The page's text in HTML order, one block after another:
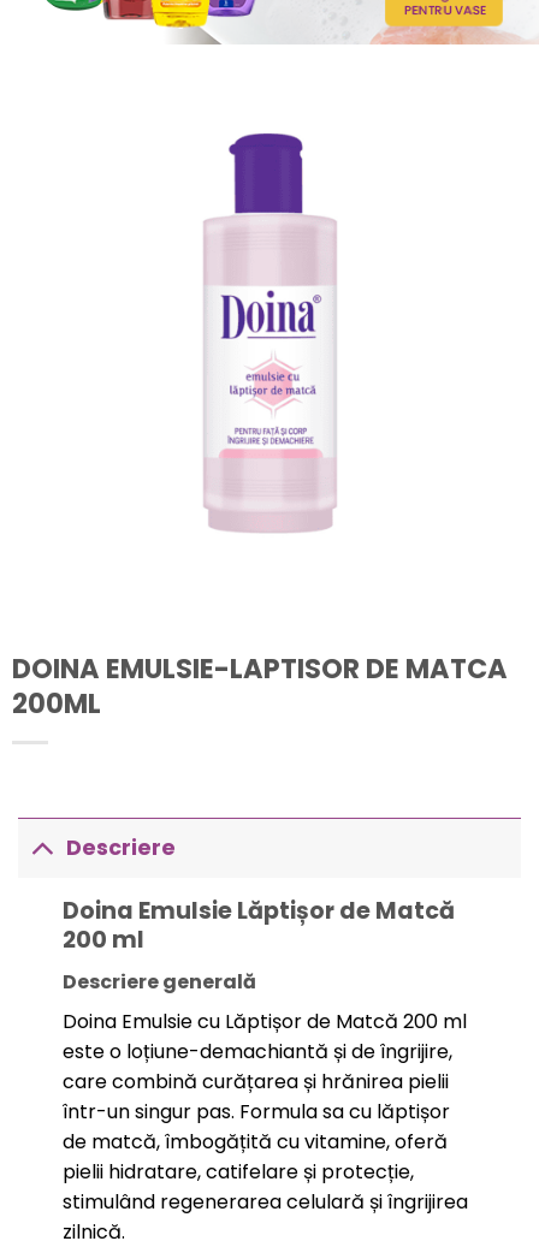
DOINA EMULSIE-LAPTISOR DE MATCA
200ML
Descriere
Doina Emulsie Lăptișor de Matcă
200 ml
Descriere generală
Doina Emulsie cu Lăptișor de Matcă 200 ml
este o loțiune-demachiantă și de îngrijire,
care combină curățarea și hrănirea pielii
într-un singur pas. Formula sa cu lăptișor
de matcă, îmbogățită cu vitamine, oferă
pielii hidratare, catifelare și protecție,
stimulând regenerarea celulară și îngrijirea
zilnică.